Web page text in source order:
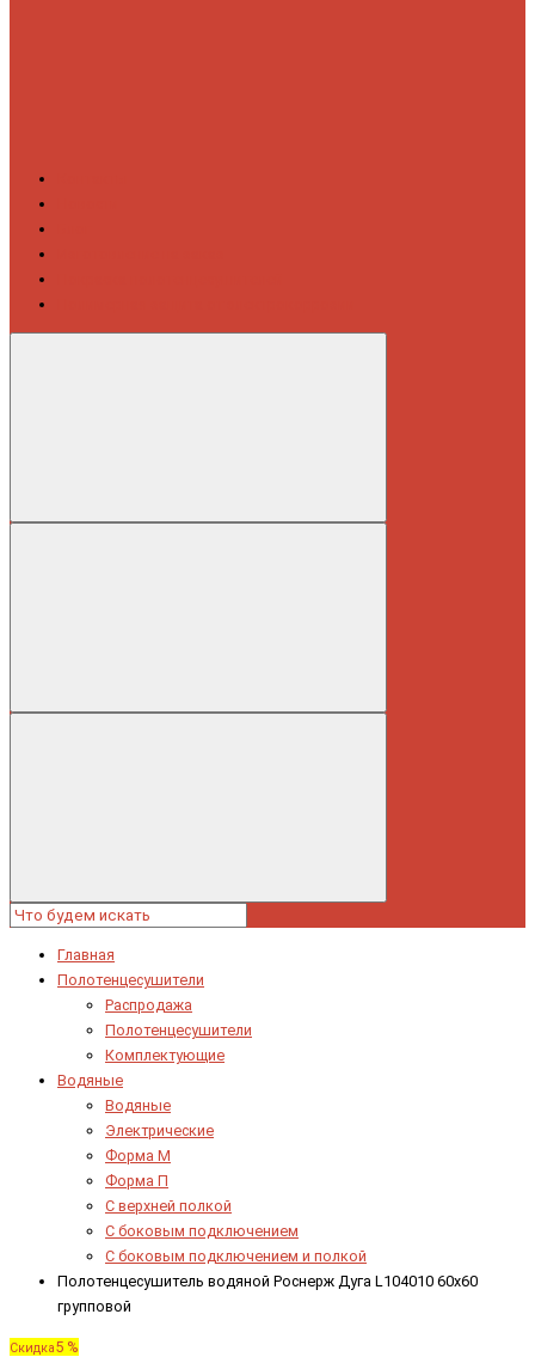
Главная
Полотенцесушители
Распродажа
Полотенцесушители
Комплектующие
Водяные
Водяные
Электрические
Форма М
Форма П
C верхней полкой
C боковым подключением
C боковым подключением и полкой
Полотенцесушитель водяной Роснерж Дуга L104010 60x60
групповой
Скидка5 %